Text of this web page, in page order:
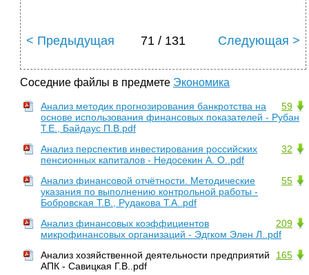
< Предыдущая 71 / 131 Следующая >
Соседние файлы в предмете Экономика
59
Анализ методик прогнозирования банкротства на
основе использования финансовых показателей - Рубан
Т.Е., Байдаус П.В.pdf
32
Анализ перспектив инвестирования российских
пенсионных капиталов - Недосекин А. О..pdf
55
Анализ финансовой отчётности. Методические
указания по выполнению контрольной работы -
Бобровская Т.В., Рудакова Т.А..pdf
209
Анализ финансовых коэффициентов
микрофинансовых организаций - Эдгком Элен Л..pdf
165
Анализ хозяйственной деятельности предприятий
АПК - Савицкая Г.В..pdf